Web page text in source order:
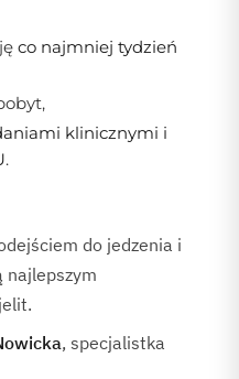
co najmniej tydzień
klinicznymi i
.
do jedzenia i
najlepszym
, specjalistka